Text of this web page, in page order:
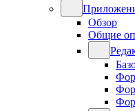
Обзор
Общие